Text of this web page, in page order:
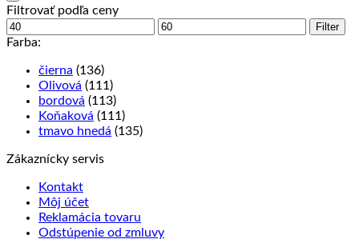
má
viacero
variantov.
môžete
vybrať
stránke
Filtrovať podľa ceny
Minimálna
cena
Maximálna
Filter
Farba:
čierna (136)
Olivová (111)
bordová (113)
Koňaková (111)
tmavo hnedá (135)
Zákaznícky servis
Kontakt
Môj účet
Reklamácia tovaru
Odstúpenie od zmluvy